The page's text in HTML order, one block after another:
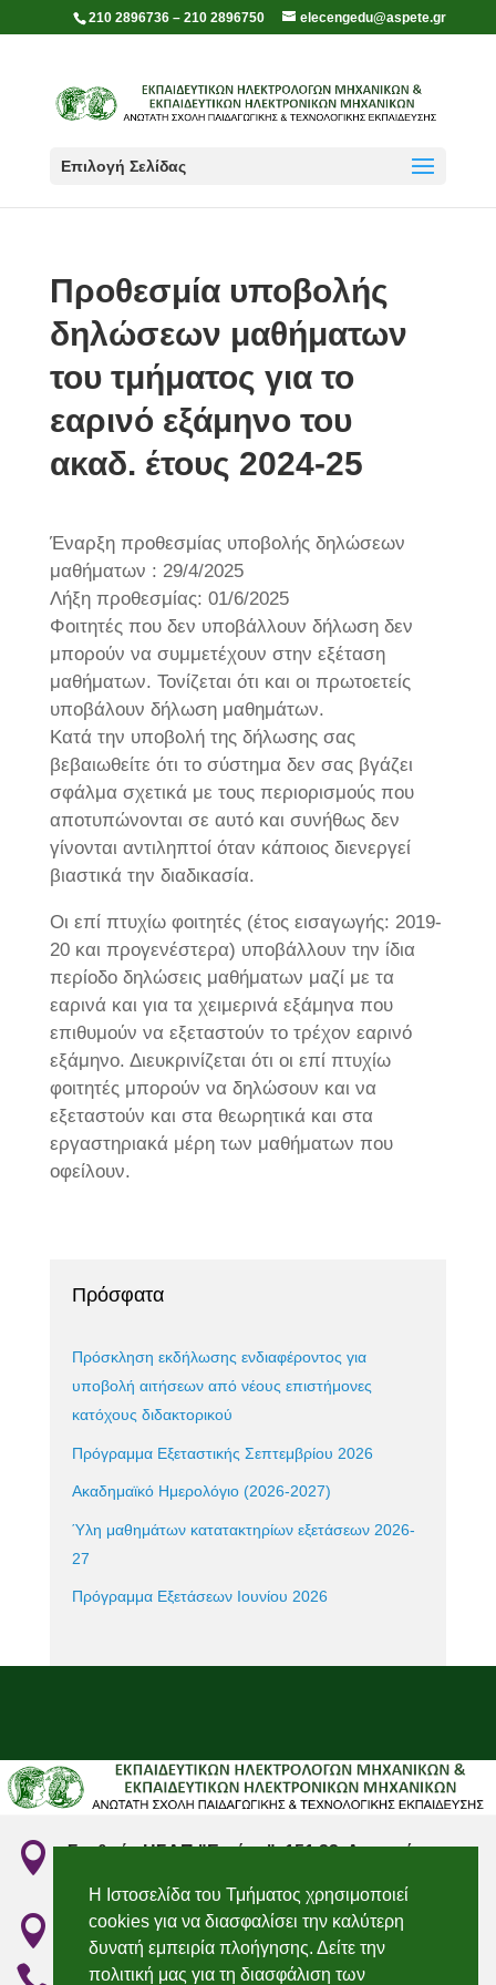
210 2896736 – 210 2896750 elecengedu@aspete.gr
Επιλογή Σελίδας
Προθεσμία υποβολής
δηλώσεων μαθήματων
του τμήματος για το
εαρινό εξάμηνο του
ακαδ. έτους 2024-25
Έναρξη προθεσμίας υποβολής δηλώσεων
μαθήματων : 29/4/2025
Λήξη προθεσμίας: 01/6/2025
Φοιτητές που δεν υποβάλλουν δήλωση δεν
μπορούν να συμμετέχουν στην εξέταση
μαθήματων. Τονίζεται ότι και οι πρωτοετείς
υποβάλουν δήλωση μαθημάτων.
Κατά την υποβολή της δήλωσης σας
βεβαιωθείτε ότι το σύστημα δεν σας βγάζει
σφάλμα σχετικά με τους περιορισμούς που
αποτυπώνονται σε αυτό και συνήθως δεν
γίνονται αντιληπτοί όταν κάποιος διενεργεί
βιαστικά την διαδικασία.
Οι επί πτυχίω φοιτητές (έτος εισαγωγής: 2019-
20 και προγενέστερα) υποβάλλουν την ίδια
περίοδο δηλώσεις μαθήματων μαζί με τα
εαρινά και για τα χειμερινά εξάμηνα που
επιθυμούν να εξεταστούν το τρέχον εαρινό
εξάμηνο. Διευκρινίζεται ότι οι επί πτυχίω
φοιτητές μπορούν να δηλώσουν και να
εξεταστούν και στα θεωρητικά και στα
εργαστηριακά μέρη των μαθήματων που
οφείλουν.
Πρόσφατα
Πρόσκληση εκδήλωσης ενδιαφέροντος για
υποβολή αιτήσεων από νέους επιστήμονες
κατόχους διδακτορικού
Πρόγραμμα Εξεταστικής Σεπτεμβρίου 2026
Ακαδημαϊκό Ημερολόγιο (2026-2027)
Ύλη μαθημάτων κατατακτηρίων εξετάσεων 2026-
27
Πρόγραμμα Εξετάσεων Ιουνίου 2026

Σταθμός ΗΣΑΠ "Ειρήνη", 151 22, Αμαρούσιο
 "Irini" Metro station, 151 22, Marousi, Attiki
210 2896736 & 210 2896750
Η Ιστοσελίδα του Τμήματος χρησιμοποιεί
cookies για να διασφαλίσει την καλύτερη
δυνατή εμπειρία πλοήγησης. Δείτε την
πολιτική μας για τη διασφάλιση των